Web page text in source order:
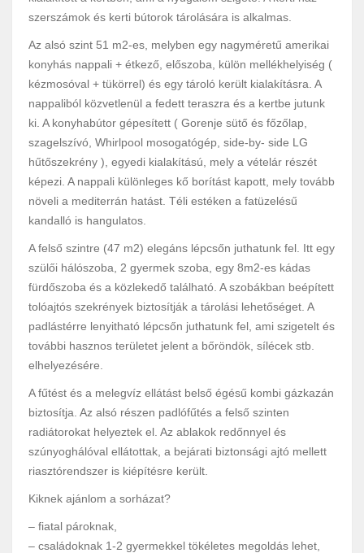
szerszámok és kerti bútorok tárolására is alkalmas.
Az alsó szint 51 m2-es, melyben egy nagyméretű amerikai
konyhás nappali + étkező, előszoba, külön mellékhelyiség (
kézmosóval + tükörrel) és egy tároló került kialakításra. A
nappaliból közvetlenül a fedett teraszra és a kertbe jutunk
ki. A konyhabútor gépesített ( Gorenje sütő és főzőlap,
szagelszívó, Whirlpool mosogatógép, side-by- side LG
hűtőszekrény ), egyedi kialakítású, mely a vételár részét
képezi. A nappali különleges kő borítást kapott, mely tovább
növeli a mediterrán hatást. Téli estéken a fatüzelésű
kandalló is hangulatos.
A felső szintre (47 m2) elegáns lépcsőn juthatunk fel. Itt egy
szülői hálószoba, 2 gyermek szoba, egy 8m2-es kádas
fürdőszoba és a közlekedő található. A szobákban beépített
tolóajtós szekrények biztosítják a tárolási lehetőséget. A
padlástérre lenyitható lépcsőn juthatunk fel, ami szigetelt és
további hasznos területet jelent a bőröndök, sílécek stb.
elhelyezésére.
A fűtést és a melegvíz ellátást belső égésű kombi gázkazán
biztosítja. Az alsó részen padlófűtés a felső szinten
radiátorokat helyeztek el. Az ablakok redőnnyel és
szúnyoghálóval ellátottak, a bejárati biztonsági ajtó mellett
riasztórendszer is kiépítésre került.
Kiknek ajánlom a sorházat?
– fiatal pároknak,
– családoknak 1-2 gyermekkel tökéletes megoldás lehet,